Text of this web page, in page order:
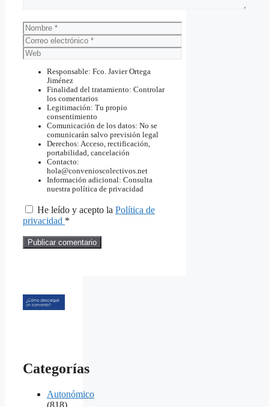
Nombre
Correo
electrónico
Web
Responsable: Fco. Javier Ortega
Jiménez
Finalidad del tratamiento: Controlar
los comentarios
Legitimación: Tu propio
consentimiento
Comunicación de los datos: No se
comunicarán salvo previsión legal
Derechos: Acceso, rectificación,
portabilidad, cancelación
Contacto:
hola@convenioscolectivos.net
Información adicional: Consulta
nuestra política de privacidad
He leído y acepto la Política de
privacidad *
Categorías
Autonómico
(818)